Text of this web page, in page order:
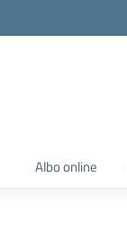
Albo online